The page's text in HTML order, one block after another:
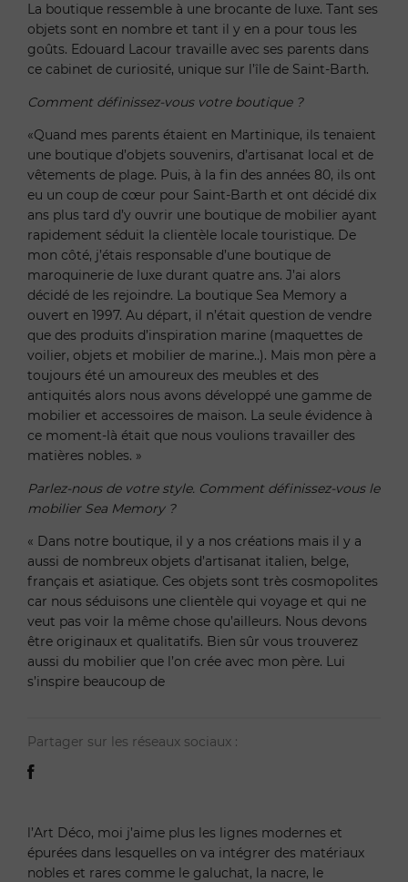
La boutique ressemble à une brocante de luxe. Tant ses
objets sont en nombre et tant il y en a pour tous les
goûts. Edouard Lacour travaille avec ses parents dans
ce cabinet de curiosité, unique sur l’île de Saint-Barth.
Comment définissez-vous votre boutique ?
«Quand mes parents étaient en Martinique, ils tenaient
une boutique d’objets souvenirs, d’artisanat local et de
vêtements de plage. Puis, à la fin des années 80, ils ont
eu un coup de cœur pour Saint-Barth et ont décidé dix
ans plus tard d’y ouvrir une boutique de mobilier ayant
rapidement séduit la clientèle locale touristique. De
mon côté, j’étais responsable d’une boutique de
maroquinerie de luxe durant quatre ans. J’ai alors
décidé de les rejoindre. La boutique Sea Memory a
ouvert en 1997. Au départ, il n’était question de vendre
que des produits d’inspiration marine (maquettes de
voilier, objets et mobilier de marine..). Mais mon père a
toujours été un amoureux des meubles et des
antiquités alors nous avons développé une gamme de
mobilier et accessoires de maison. La seule évidence à
ce moment-là était que nous voulions travailler des
matières nobles. »
Parlez-nous de votre style. Comment définissez-vous le
mobilier Sea Memory ?
« Dans notre boutique, il y a nos créations mais il y a
aussi de nombreux objets d’artisanat italien, belge,
français et asiatique. Ces objets sont très cosmopolites
car nous séduisons une clientèle qui voyage et qui ne
veut pas voir la même chose qu’ailleurs. Nous devons
être originaux et qualitatifs. Bien sûr vous trouverez
aussi du mobilier que l’on crée avec mon père. Lui
s’inspire beaucoup de
Partager sur les réseaux sociaux :
l’Art Déco, moi j’aime plus les lignes modernes et
épurées dans lesquelles on va intégrer des matériaux
nobles et rares comme le galuchat, la nacre, le